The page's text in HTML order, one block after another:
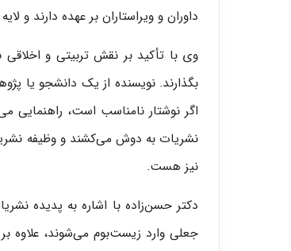
داوران و ویراستاران بر عهده دارند و
وی با تأکید بر نقش تربیتی و اخلاقی
بگذارند. نویسنده از یک دانشجو یا
اگر نوشتار نامناسب است،
نشریات به دوش می‌کشند و وظیفه
نیز هست.
دکتر حسن‌زاده با اشاره به پدیده
جعلی وارد زیست‌بوم می‌شوند، علاوه